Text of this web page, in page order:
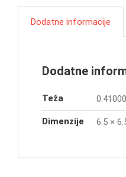
Dodatne informacije
Dodatne
Teža
Dimenzije 6.5 ×